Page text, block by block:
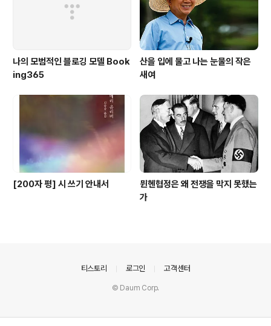
나의 모범적인 블로깅 모델 Book
ing365
산을 입에 물고 나는 눈물의 작은
새여
[200자 평] 시 쓰기 안내서
뮌헨협정은 왜 전쟁을 막지 못했는
가
티스토리 로그인 고객센터
© Daum Corp.